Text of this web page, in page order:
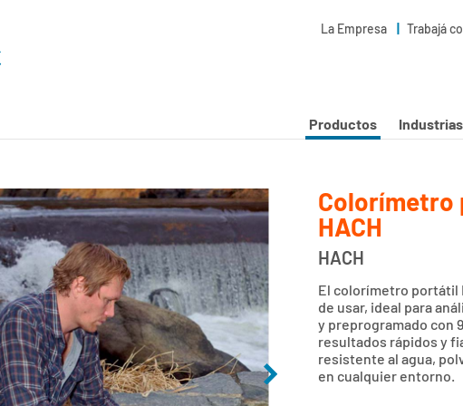
La Empresa Trabajá
Productos Industrias
Colorímetro
HACH
HACH
El colorímetro portátil
de usar, ideal para
y preprogramado con
resultados rápidos y
resistente al agua,
en cualquier entorno.